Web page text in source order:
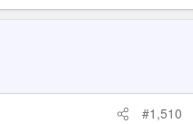
#1,510